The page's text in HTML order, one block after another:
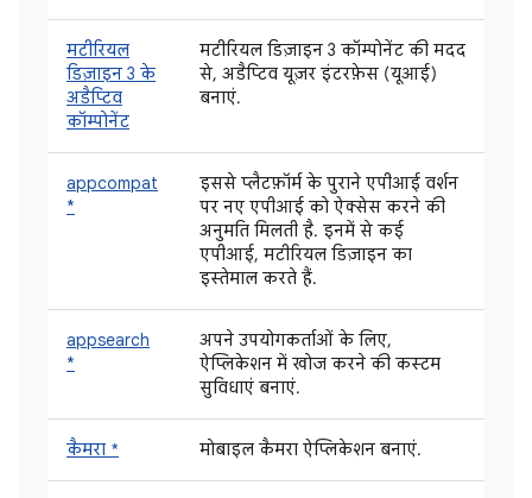
मटीरियल
डिज़ाइन 3 के
अडैप्टिव
कॉम्पोनेंट
मटीरियल डिज़ाइन 3 कॉम्पोनेंट की मदद
से, अडैप्टिव यूज़र इंटरफ़ेस (यूआई)
बनाएं.
appcompat
*
इससे प्लैटफ़ॉर्म के पुराने एपीआई वर्शन
पर नए एपीआई को ऐक्सेस करने की
अनुमति मिलती है. इनमें से कई
एपीआई, मटीरियल डिज़ाइन का
इस्तेमाल करते हैं.
appsearch
*
अपने उपयोगकर्ताओं के लिए,
ऐप्लिकेशन में खोज करने की कस्टम
सुविधाएं बनाएं.
कैमरा * मोबाइल कैमरा ऐप्लिकेशन बनाएं.